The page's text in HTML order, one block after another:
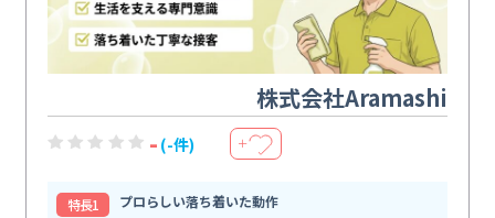
株式会社Aramashi
- (-件) ＋
特⻑1
プロらしい落ち着いた動作